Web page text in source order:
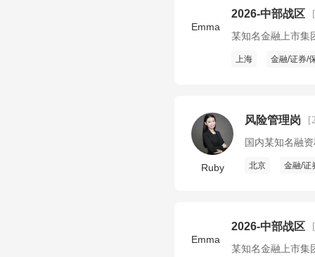
Emma
2026-中部战区
某知名金融上市集
上海 金融/证券/
Ruby
风险管理岗
国内某知名融
北京 金融/证
Emma
2026-中部战区
某知名金融上市集